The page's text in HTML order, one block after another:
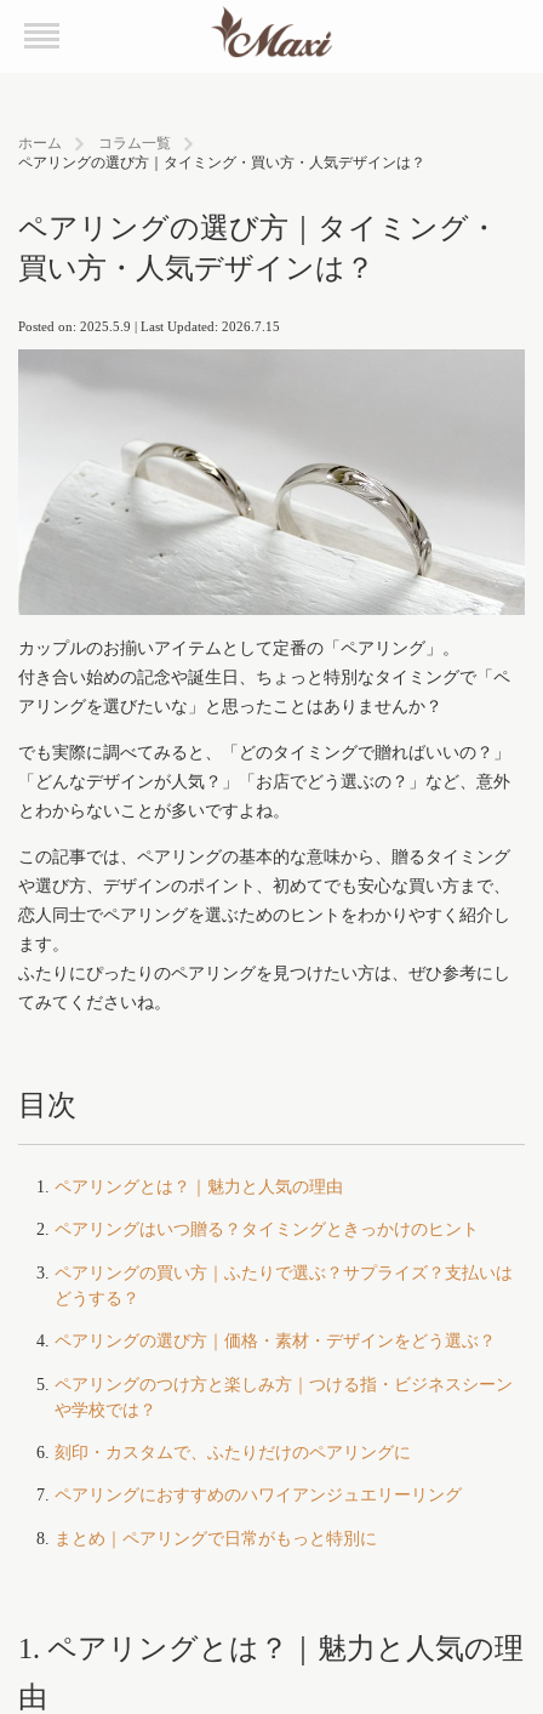
ホーム
コラム一覧
ペアリングの選び方｜タイミング・買い方・人気デザインは？
ペアリングの選び方｜タイミング・
買い方・人気デザインは？
Posted on: 2025.5.9 | Last Updated: 2026.7.15
カップルのお揃いアイテムとして定番の「ペアリング」。
付き合い始めの記念や誕生日、ちょっと特別なタイミングで「ペ
アリングを選びたいな」と思ったことはありませんか？
でも実際に調べてみると、「どのタイミングで贈ればいいの？」
「どんなデザインが人気？」「お店でどう選ぶの？」など、意外
とわからないことが多いですよね。
この記事では、ペアリングの基本的な意味から、贈るタイミング
や選び方、デザインのポイント、初めてでも安心な買い方まで、
恋人同士でペアリングを選ぶためのヒントをわかりやすく紹介し
ます。
ふたりにぴったりのペアリングを見つけたい方は、ぜひ参考にし
てみてくださいね。
目次
ペアリングとは？｜魅力と人気の理由
ペアリングはいつ贈る？タイミングときっかけのヒント
ペアリングの買い方｜ふたりで選ぶ？サプライズ？支払いは
どうする？
ペアリングの選び方｜価格・素材・デザインをどう選ぶ？
ペアリングのつけ方と楽しみ方｜つける指・ビジネスシーン
や学校では？
刻印・カスタムで、ふたりだけのペアリングに
ペアリングにおすすめのハワイアンジュエリーリング
まとめ｜ペアリングで日常がもっと特別に
1. ペアリングとは？｜魅力と人気の理
由